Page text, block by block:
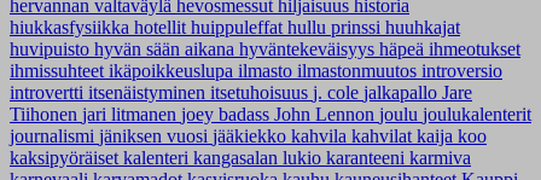
hervannan valtaväylä hevosmessut hiljaisuus historia
hiukkasfysiikka hotellit huippuleffat hullu prinssi huuhkajat
huvipuisto hyvän sään aikana hyväntekeväisyys häpeä ihmeotukset
ihmissuhteet ikäpoikkeuslupa ilmasto ilmastonmuutos introversio
introvertti itsenäistyminen itsetuhoisuus j. cole jalkapallo Jare
Tiihonen jari litmanen joey badass John Lennon joulu joulukalenterit
journalismi jäniksen vuosi jääkiekko kahvila kahvilat kaija koo
kaksipyöräiset kalenteri kangasalan lukio karanteeni karmiva